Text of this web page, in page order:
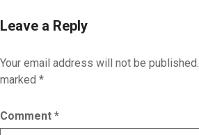
Leave a Reply
Your email address will not be published.
marked *
Comment *